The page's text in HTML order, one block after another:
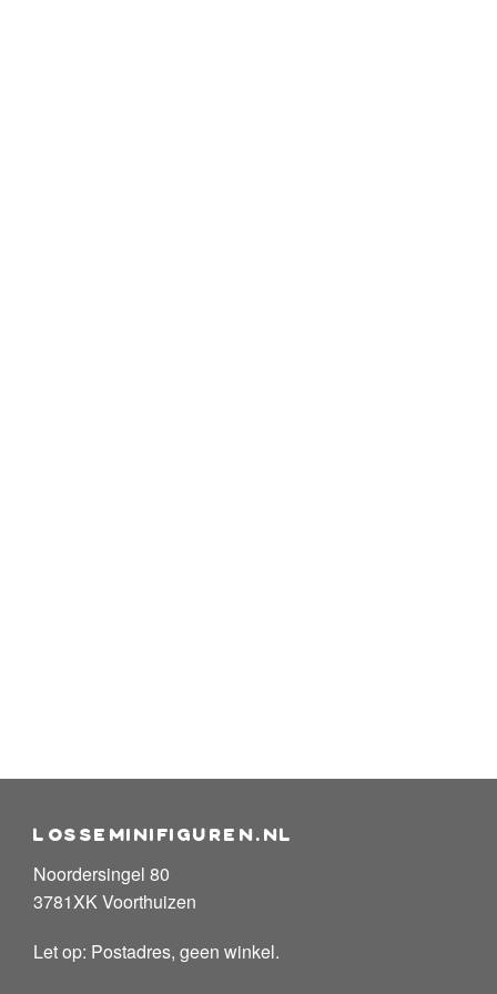
losseminifiguren.nl
Noordersingel 80
3781XK Voorthuizen
Let op: Postadres, geen winkel.